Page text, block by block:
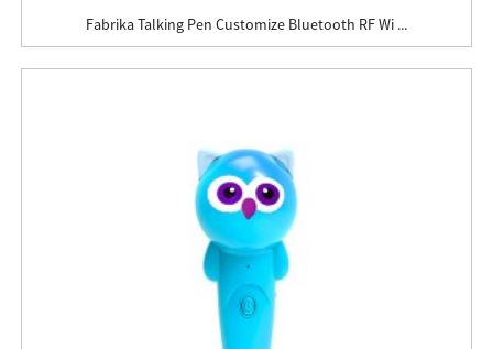
Fabrika Talking Pen Customize Bluetooth RF Wi ...